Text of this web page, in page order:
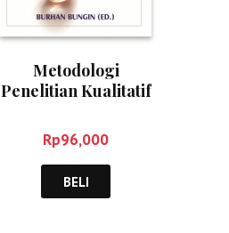
Metodologi
Penelitian Kualitatif
Rp96,000
BELI